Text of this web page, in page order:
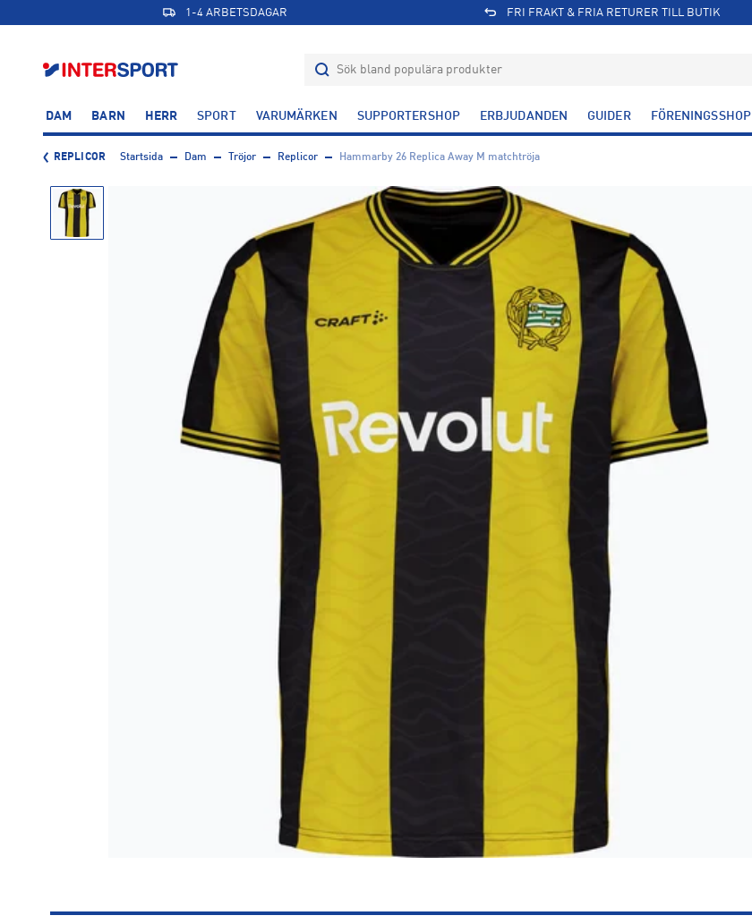
1-4 ARBETSDAGAR FRI FRAKT & FRIA RETURER TILL BUTIK
DAM BARN HERR SPORT VARUMÄRKEN SUPPORTERSHOP ERBJUDANDEN GUIDER FÖRENINGSSHOP
REPLICOR Startsida Dam Tröjor Replicor Hammarby 26 Replica Away M matchtröja